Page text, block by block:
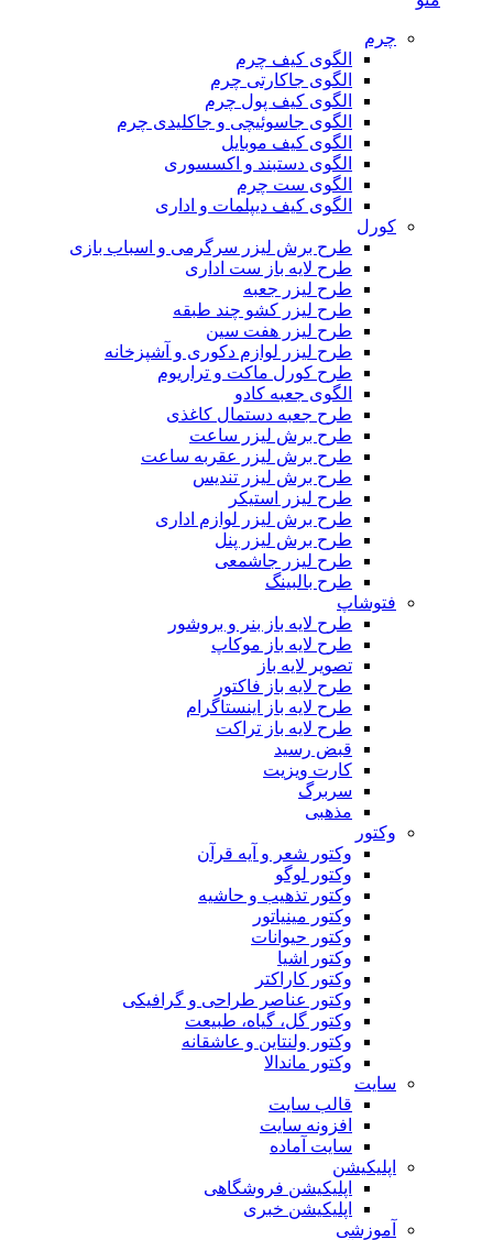
چرم
الگوی کیف چرم
الگوی جاکارتی چرم
الگوی کیف پول چرم
الگوی جاسوئیچی و جاکلیدی چرم
الگوی کیف موبایل
الگوی دستبند و اکسسوری
الگوی ست چرم
الگوی کیف دیپلمات و اداری
کورل
طرح برش لیزر سرگرمی و اسباب بازی
طرح لایه باز ست اداری
طرح لیزر جعبه
طرح لیزر کشو چند طبقه
طرح لیزر هفت سین
طرح لیزر لوازم دکوری و آشپزخانه
طرح کورل ماکت و تراریوم
الگوی جعبه کادو
طرح جعبه دستمال کاغذی
طرح برش لیزر ساعت
طرح برش لیزر عقربه ساعت
طرح برش لیزر تندیس
طرح لیزر استیکر
طرح برش لیزر لوازم اداری
طرح برش لیزر پنل
طرح لیزر جاشمعی
طرح بالبینگ
فتوشاپ
طرح لایه باز بنر و بروشور
طرح لایه باز موکاپ
تصویر لایه باز
طرح لایه باز فاکتور
طرح لایه باز اینستاگرام
طرح لایه باز تراکت
قبض رسید
کارت ویزیت
سربرگ
مذهبی
وکتور
وکتور شعر و آیه قرآن
وکتور لوگو
وکتور تذهیب و حاشیه
وکتور مینیاتور
وکتور حیوانات
وکتور اشیا
وکتور کاراکتر
وکتور عناصر طراحی و گرافیکی
وکتور گل، گیاه، طبیعت
وکتور ولنتاین و عاشقانه
وکتور ماندالا
سایت
قالب سایت
افزونه سایت
سایت آماده
اپلیکیشن
اپلیکیشن فروشگاهی
اپلیکیشن خبری
آموزشی